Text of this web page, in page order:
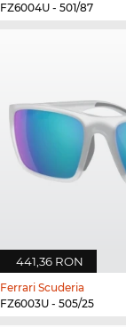
FZ6004U - 501/87
441,36 RON
Ferrari Scuderia
FZ6003U - 505/25